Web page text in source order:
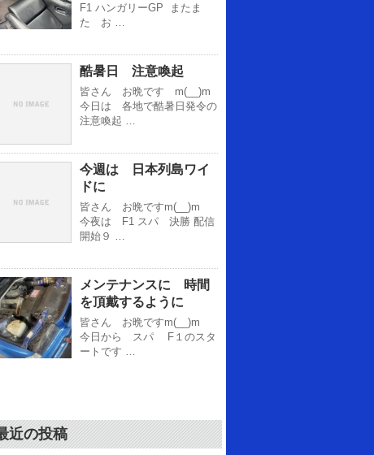
F1 ハンガリーGP またま
た お …
酷暑日 注意喚起
皆さん お晩です m(__)m
今日は 各地で酷暑日発令の
注意喚起 …
今週は 日本列島ワイ
ドに
皆さん お晩ですm(__)m
今夜は F1 スパ 決勝 配信
開始９ …
メンテナンスに 時間
を頂戴するように
皆さん お晩ですm(__)m
今日から スパ F１のスタ
ートです …
近の投稿